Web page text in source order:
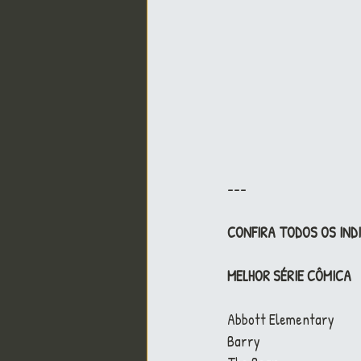
---
CONFIRA TODOS OS
MELHOR SÉRIE CÔMICA
Abbott Elementary
Barry